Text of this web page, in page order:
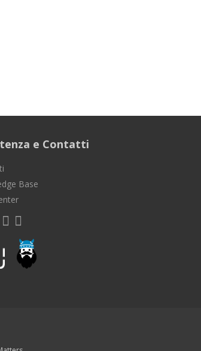
e Contatti
Base